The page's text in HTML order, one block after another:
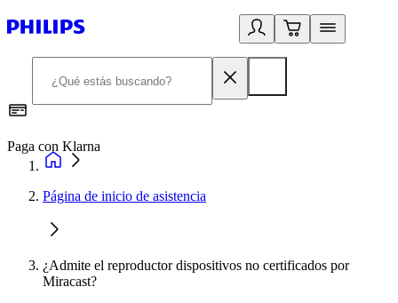
Paga con Klarna
Página de inicio de asistencia
¿Admite el reproductor dispositivos no certificados por
Miracast?